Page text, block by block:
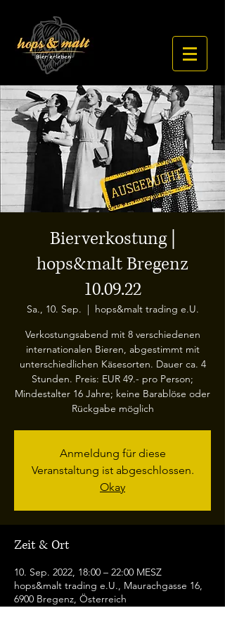
Bierverkostung |
hops&malt Bregenz
10.09.22
Sa., 10. Sep.
  |
hops&malt trading e.U.
Verkostungsabend mit 8 verschiedenen
internationalen Bieren, abgestimmt mit
unterschiedlichen Käsesorten. Dauer ca. 4
Stunden. Preis: EUR 49.- pro Person;
Mindestalter 16 Jahre; keine Barablöse oder
Rückgabe möglich
Anmeldung für diese
Veranstaltung ist abgeschlossen.
Okay
Zeit & Ort
10. Sep. 2022, 18:00 – 22:00 MESZ
hops&malt trading e.U., Maurachgasse 16,
6900 Bregenz, Österreich